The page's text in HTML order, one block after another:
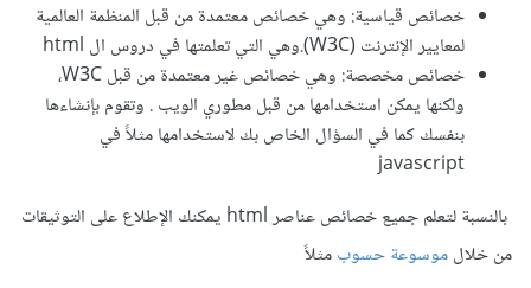
خصائص قياسية: وهي خصائص معتمدة من قبل المنظمة العالمية
لمعايير الإنترنت (W3C).وهي التي تعلمتها في دروس ال html
خصائص مخصصة: وهي خصائص غير معتمدة من قبل W3C،
ولكنها يمكن استخدامها من قبل مطوري الويب . وتقوم بإنشاءها
بنفسك كما في السؤال الخاص بك لاستخدامها مثلاً في
javascript
بالنسبة لتعلم جميع خصائص عناصر html يمكنك الإطلاع على التوثيقات
من خلالموسوعة حسوبمثلاً